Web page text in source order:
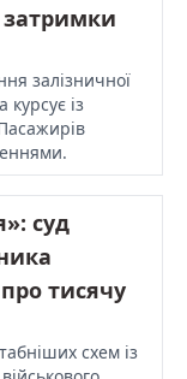
залізничної
курсує із
суд
тисячу
схем із